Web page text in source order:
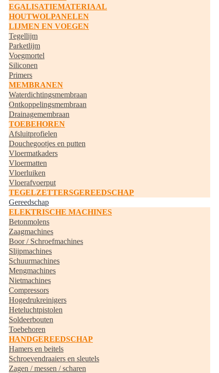
EGALISATIEMATERIAAL
HOUTWOLPANELEN
LIJMEN EN VOEGEN
Tegellijm
Parketlijm
Voegmortel
Siliconen
Primers
MEMBRANEN
Waterdichtingsmembraan
Ontkoppelingsmembraan
Drainagemembraan
TOEBEHOREN
Afsluitprofielen
Douchegootjes en putten
Vloermatkaders
Vloermatten
Vloerluiken
Vloerafvoerput
TEGELZETTERSGEREEDSCHAP
Gereedschap
ELEKTRISCHE MACHINES
Betonmolens
Zaagmachines
Boor / Schroefmachines
Slijpmachines
Schuurmachines
Mengmachines
Nietmachines
Compressors
Hogedrukreinigers
Heteluchtpistolen
Soldeerbouten
Toebehoren
HANDGEREEDSCHAP
Hamers en beitels
Schroevendraaiers en sleutels
Zagen / messen / scharen